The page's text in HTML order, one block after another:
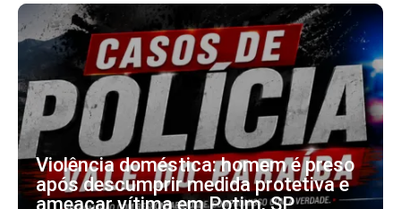
Violência doméstica: homem é preso
após descumprir medida protetiva e
ameaçar vítima em Potim, SP